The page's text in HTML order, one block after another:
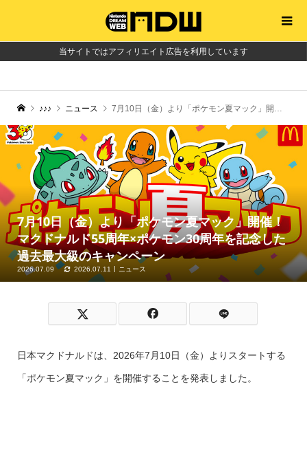
当サイトではアフィリエイト広告を利用しています
♪♪♪ ニュース 7月10日（金）より「ポケモン夏マック」開催！ マクドナルド55周年×ポケモン30周年を記念した過去最大級のキャンペーン
7月10日（金）より「ポケモン夏マック」開催！
マクドナルド55周年×ポケモン30周年を記念した
過去最大級のキャンペーン
2026.07.09 2026.07.11 ニュース
日本マクドナルドは、2026年7月10日（金）よりスタートする
「ポケモン夏マック」を開催することを発表しました。